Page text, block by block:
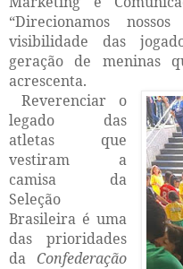
“Direcionamos
visibilidade das
geração de meninas
acrescenta.
Reverenciar o
legado das
atletas que
vestiram a
camisa da
Seleção
Brasileira é uma
das prioridades
da Confederação